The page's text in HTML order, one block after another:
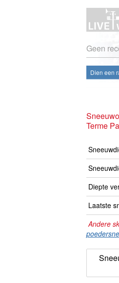
Geen
Dien een
Terme
Diepte
Laatste
Andere